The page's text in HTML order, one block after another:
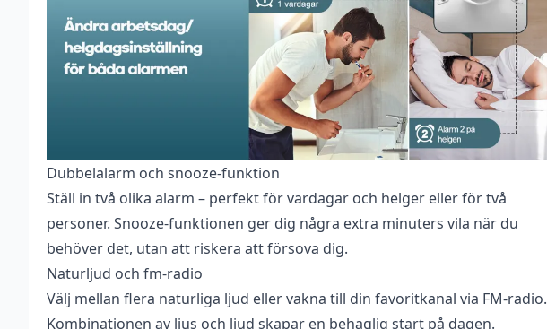
Dubbelalarm och snooze-funktion
Ställ in två olika alarm – perfekt för vardagar och helger eller för två
personer. Snooze-funktionen ger dig några extra minuters vila när du
behöver det, utan att riskera att försova dig.
Naturljud och fm-radio
Välj mellan flera naturliga ljud eller vakna till din favoritkanal via FM-radio.
Kombinationen av ljus och ljud skapar en behaglig start på dagen.